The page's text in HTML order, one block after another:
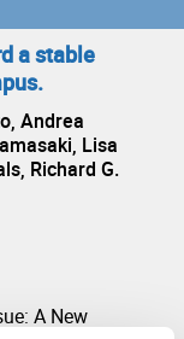
a stable
Andrea
Lisa
Richard G.
A New